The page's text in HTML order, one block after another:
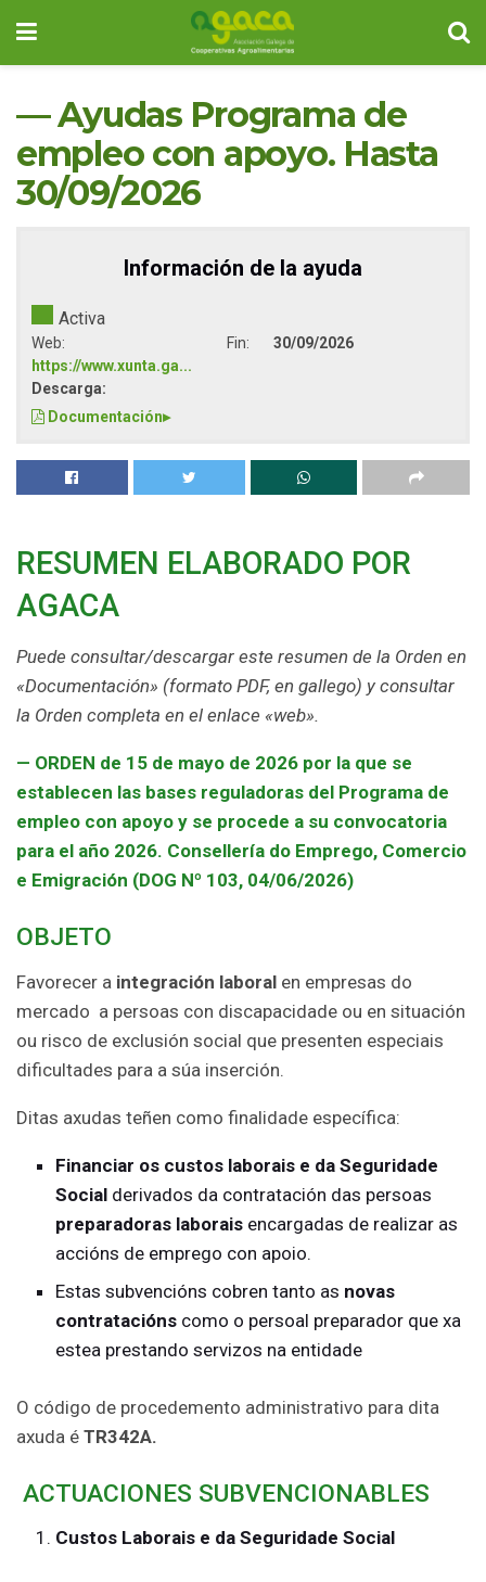
— Ayudas Programa de
empleo con apoyo. Hasta
30/09/2026
Información de la ayuda
Activa
Web:
https://www.xunta.ga...
Fin: 30/09/2026
Descarga:
Documentación▸
RESUMEN ELABORADO POR
AGACA
Puede consultar/descargar este resumen de la Orden en
«Documentación» (formato PDF, en gallego) y consultar
la Orden completa en el enlace «web».
— ORDEN de 15 de mayo de 2026 por la que se
establecen las bases reguladoras del Programa de
empleo con apoyo y se procede a su convocatoria
para el año 2026. Consellería do Emprego, Comercio
e Emigración (DOG Nº 103, 04/06/2026)
OBJETO
Favorecer a integración laboral en empresas do
mercado a persoas con discapacidade ou en situación
ou risco de exclusión social que presenten especiais
dificultades para a súa inserción.
Ditas axudas teñen como finalidade específica:
Financiar os custos laborais e da Seguridade
Social derivados da contratación das persoas
preparadoras laborais encargadas de realizar as
accións de emprego con apoio.
Estas subvencións cobren tanto as novas
contratacións como o persoal preparador que xa
estea prestando servizos na entidade
O código de procedemento administrativo para dita
axuda é TR342A.
ACTUACIONES SUBVENCIONABLES
Custos Laborais e da Seguridade Social